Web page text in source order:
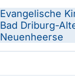
Evangelische
Bad Driburg-
Neuenheerse